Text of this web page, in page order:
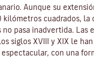
Aunque su
kilómetros cuadrados, la
no pasa inadvertida. Las
siglos XVIII y XIX le
con una